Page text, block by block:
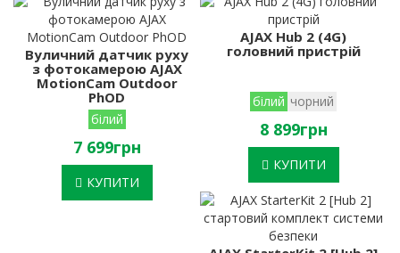
Вуличний датчик руху
з фотокамерою AJAX
MotionCam Outdoor
PhOD
білий
7 699грн
КУПИТИ
AJAX Hub 2 (4G)
головний пристрій
білий чорний
8 899грн
КУПИТИ